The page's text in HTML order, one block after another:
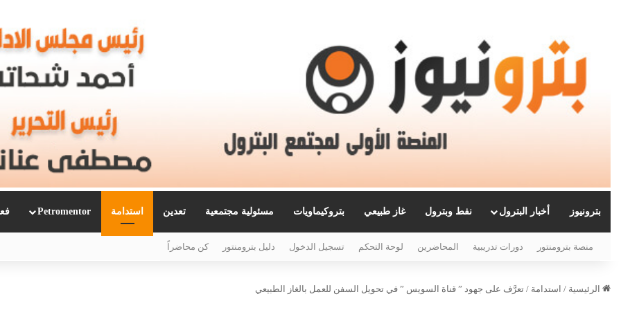
بترونيوز أخبار البترول نفط وبترول غاز طبيعي بتروكيماويات مسئولية مجتمعية تعدين استدامة Petromentor
منصة بترومنتور دورات تدريبية المحاضرين لوحة التحكم تسجيل الدخول دليل بترومنتور كن محاضراً
الرئيسية / استدامة / تعرَّف على جهود ” قناة السويس ” في تحويل السفن للعمل بالغاز الطبيعي